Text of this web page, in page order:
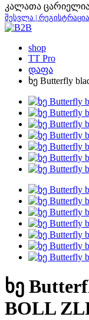
კალათა
შესვლა | რეგისტრაცია
shop
TT Pro
დაფა
ხე Butterfly
ხე
BOLL